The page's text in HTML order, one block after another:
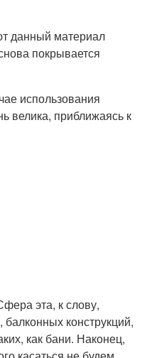
данный материал
покрывается
использования
велика, приближаясь к
эта, к слову,
конструкций,
как бани. Наконец,